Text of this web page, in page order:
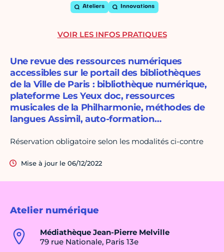
Ateliers Innovations
Atelier numérique
Médiathèque Jean-Pierre Melville
79 rue Nationale, Paris 13e
Une revue des ressources numériques
accessibles sur le portail des bibliothèques
de la Ville de Paris : bibliothèque numérique,
plateforme Les Yeux doc, ressources
musicales de la Philharmonie, méthodes de
langues Assimil, auto-formation…
Réservation obligatoire selon les modalités ci-contre
Mise à jour le 06/12/2022
VOIR LES INFOS PRATIQUES